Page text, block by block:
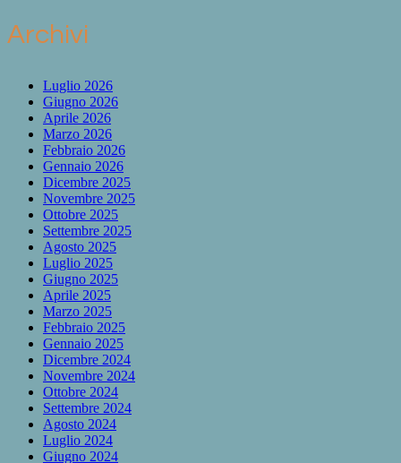
Archivi
Luglio 2026
Giugno 2026
Aprile 2026
Marzo 2026
Febbraio 2026
Gennaio 2026
Dicembre 2025
Novembre 2025
Ottobre 2025
Settembre 2025
Agosto 2025
Luglio 2025
Giugno 2025
Aprile 2025
Marzo 2025
Febbraio 2025
Gennaio 2025
Dicembre 2024
Novembre 2024
Ottobre 2024
Settembre 2024
Agosto 2024
Luglio 2024
Giugno 2024